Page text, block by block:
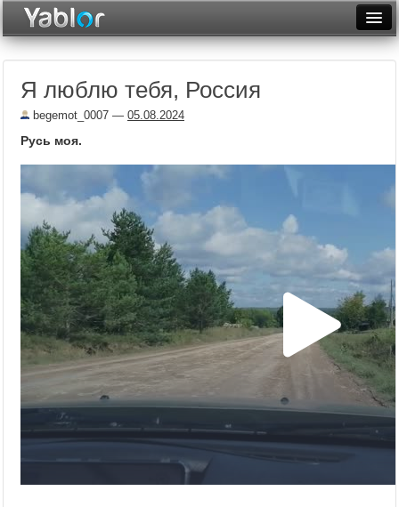
Неделя
Месяц
Фототоп
Видеотоп
Я люблю тебя, Россия
begemot_0007 — 05.08.2024
Русь моя.